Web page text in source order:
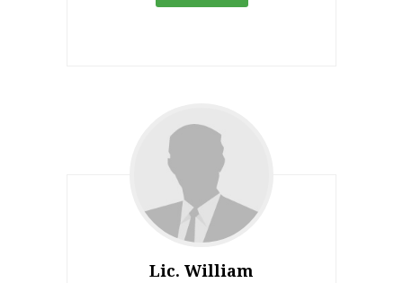
Lic. William